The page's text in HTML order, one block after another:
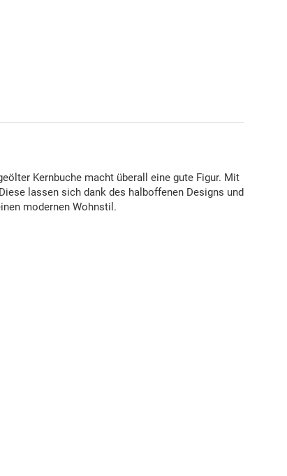
Kernbuche macht überall eine gute Figur. Mit
lassen sich dank des halboffenen Designs und
modernen Wohnstil.